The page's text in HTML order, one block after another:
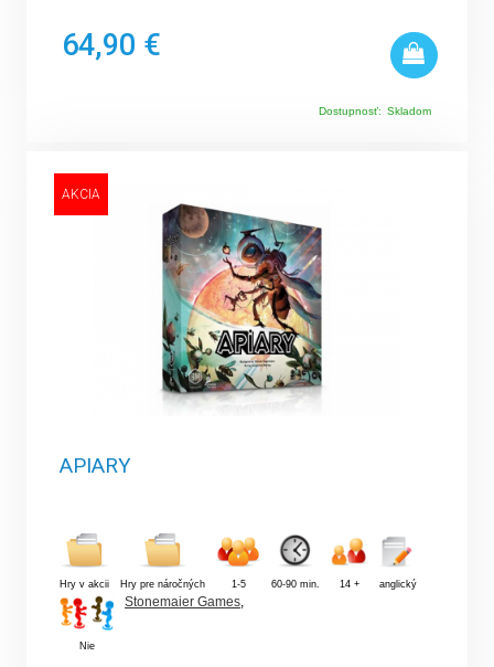
64,90 €
Dostupnosť: Skladom
AKCIA
APIARY
Hry v akcii Hry pre náročných 1-5 60-90 min. 14 + anglický
Nie
Stonemaier Games,